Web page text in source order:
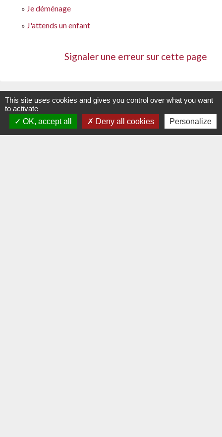
Je déménage
J'attends un enfant
Signaler une erreur sur cette page
Contacts
Commune de La Chapelle-Palluau
This site uses cookies and gives you control over what you want
to activate
OK, accept all
Deny all cookies Personalize